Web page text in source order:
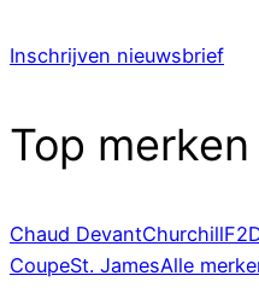
Inschrijven nieuwsbrief
Top merken
Chaud DevantChurchill
CoupeSt. JamesAlle